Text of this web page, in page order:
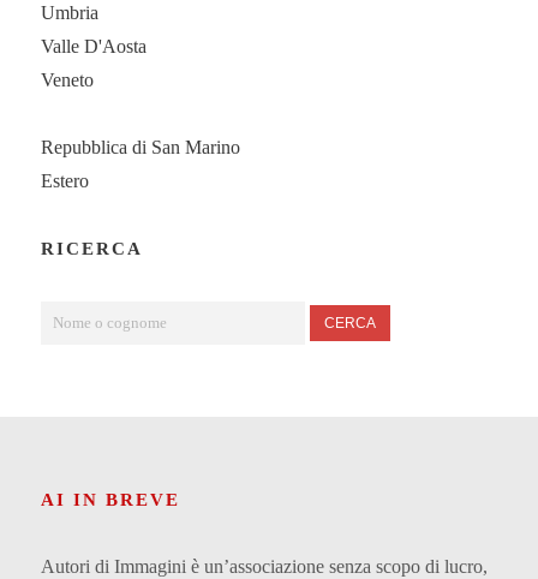
Umbria
Valle D'Aosta
Veneto
Repubblica di San Marino
Estero
RICERCA
CERCA
AI IN BREVE
Autori di Immagini è un’associazione senza scopo di lucro,